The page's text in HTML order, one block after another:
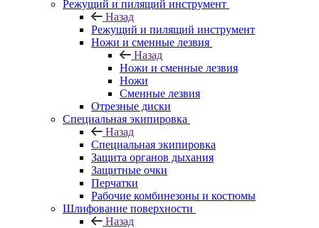
Режущий и пилящий инструмент
Назад
Режущий и пилящий инструмент
Ножи и сменные лезвия
Назад
Ножи и сменные лезвия
Ножи
Сменные лезвия
Отрезные диски
Специальная экипировка
Назад
Специальная экипировка
Защита органов дыхания
Защитные очки
Перчатки
Рабочие комбинезоны и костюмы
Шлифование поверхности
Назад